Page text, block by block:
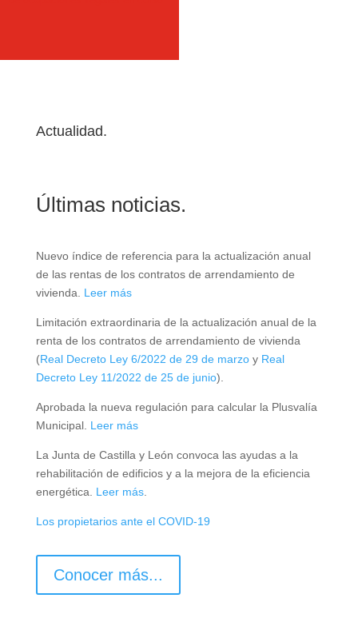
Actualidad.
Últimas noticias.
Nuevo índice de referencia para la actualización anual
de las rentas de los contratos de arrendamiento de
vivienda. Leer más
Limitación extraordinaria de la actualización anual de la
renta de los contratos de arrendamiento de vivienda
(Real Decreto Ley 6/2022 de 29 de marzoy Real
Decreto Ley 11/2022 de 25 de junio).
Aprobada la nueva regulación para calcular la Plusvalía
Municipal. Leer más
La Junta de Castilla y León convoca las ayudas a la
rehabilitación de edificios y a la mejora de la eficiencia
energética. Leer más.
Los propietarios ante el COVID-19
Conocer más...